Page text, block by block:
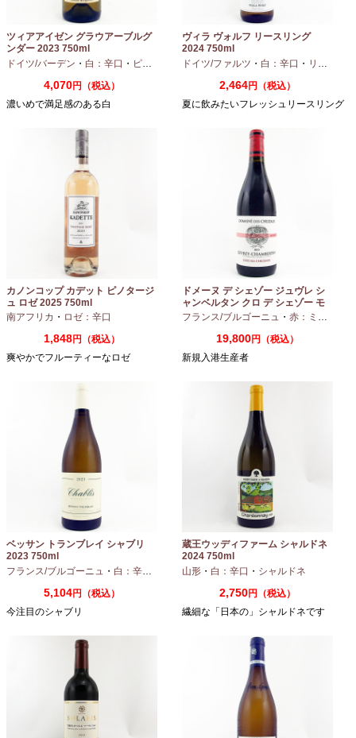
ツィアアイゼン グラウアーブルグ
ンダー 2023 750ml
ドイツ/バーデン ・ 白：辛口 ・ ピノグリ
4,070円（税込）
濃いめで満足感のある白
ヴィラ ヴォルフ リースリング
2024 750ml
ドイツ/ファルツ ・ 白：辛口 ・ リースリング
2,464円（税込）
夏に飲みたいフレッシュリースリング
カノンコップ カデット ピノタージ
ュ ロゼ 2025 750ml
南アフリカ ・ ロゼ：辛口
1,848円（税込）
爽やかでフルーティーなロゼ
ドメーヌ デ シェゾー ジュヴレ シ
ャンベルタン クロ デ シェゾー モ
ノポール 2023 750ml
フランス/ブルゴーニュ ・ 赤：ミディアムボディ
19,800円（税込）
新規入港生産者
ベッサン トランブレイ シャブリ
2023 750ml
フランス/ブルゴーニュ ・ 白：辛口 シャルドネ
5,104円（税込）
今注目のシャブリ
蔵王ウッディファーム シャルドネ
2024 750ml
山形 ・ 白：辛口 ・ シャルドネ
2,750円（税込）
繊細な「日本の」シャルドネです